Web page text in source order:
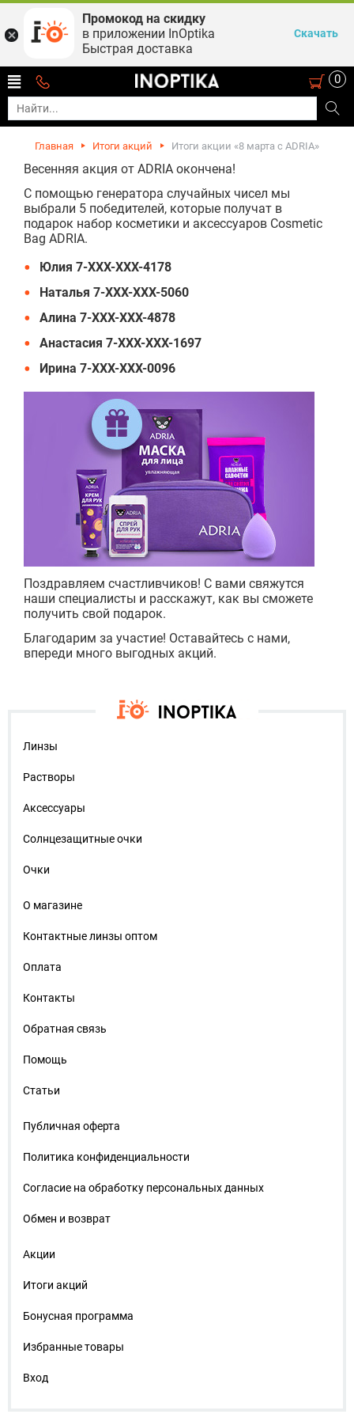
0
Главная Итоги акций Итоги акции «8 марта с ADRIA»
Весенняя акция от ADRIA окончена!
С помощью генератора случайных чисел мы
выбрали 5 победителей, которые получат в
подарок набор косметики и аксессуаров Cosmetic
Bag ADRIA.
Юлия 7-ХХХ-ХХХ-4178
Наталья 7-ХХХ-ХХХ-5060
Алина 7-ХХХ-ХХХ-4878
Анастасия 7-ХХХ-ХХХ-1697
Ирина 7-ХХХ-ХХХ-0096
Поздравляем счастливчиков! С вами свяжутся
наши специалисты и расскажут, как вы сможете
получить свой подарок.
Благодарим за участие! Оставайтесь с нами,
впереди много выгодных акций.
Линзы
Растворы
Аксессуары
Солнцезащитные очки
Очки
О магазине
Контактные линзы оптом
Оплата
Контакты
Обратная связь
Помощь
Статьи
Публичная оферта
Политика конфиденциальности
Согласие на обработку персональных данных
Обмен и возврат
Акции
Итоги акций
Бонусная программа
Избранные товары
Вход
Промокод на скидку
в приложении InOptika
Быстрая доставка
Скачать